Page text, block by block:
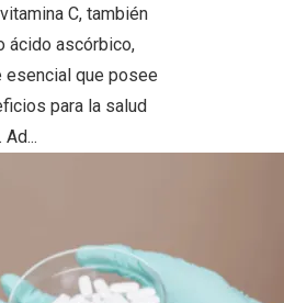
C, también
ácido ascórbico,
esencial que posee
para la salud